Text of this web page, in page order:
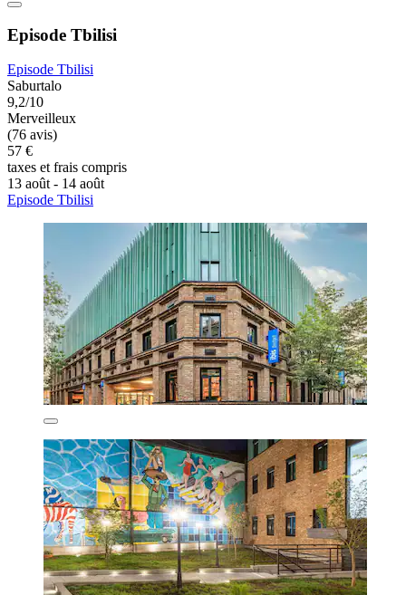
Episode Tbilisi
Episode Tbilisi
Saburtalo
9,2/10
Merveilleux
(76 avis)
57 €
taxes et frais compris
13 août - 14 août
Episode Tbilisi